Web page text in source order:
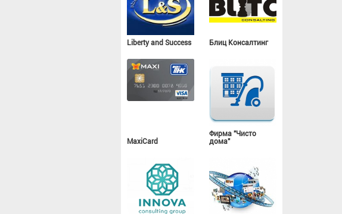
Liberty and Success Блиц Консалтинг
MaxiCard
Фирма "Чисто
дома"